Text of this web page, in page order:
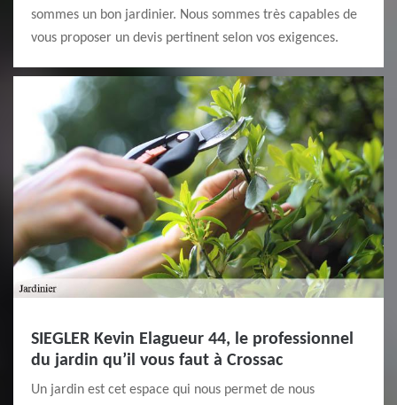
sommes un bon jardinier. Nous sommes très capables de
vous proposer un devis pertinent selon vos exigences.
SIEGLER Kevin Elagueur 44, le professionnel
du jardin qu’il vous faut à Crossac
Un jardin est cet espace qui nous permet de nous